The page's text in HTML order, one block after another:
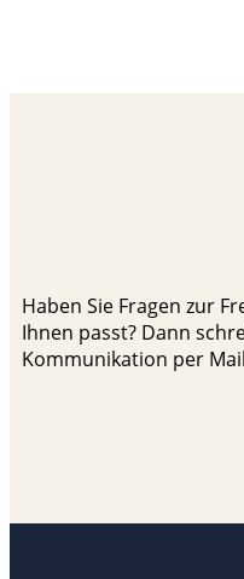
Haben Sie Fragen zur
Ihnen passt? Dann
Kommunikation per